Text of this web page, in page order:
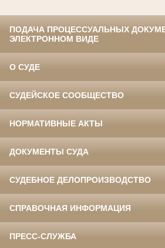
ПОДАЧА ПРОЦЕССУАЛЬНЫХ
ЭЛЕКТРОННОМ ВИДЕ
О СУДЕ
СУДЕЙСКОЕ СООБЩЕСТВО
НОРМАТИВНЫЕ АКТЫ
ДОКУМЕНТЫ СУДА
СУДЕБНОЕ ДЕЛОПРОИЗВОДСТВО
СПРАВОЧНАЯ ИНФОРМАЦИЯ
ПРЕСС-СЛУЖБА